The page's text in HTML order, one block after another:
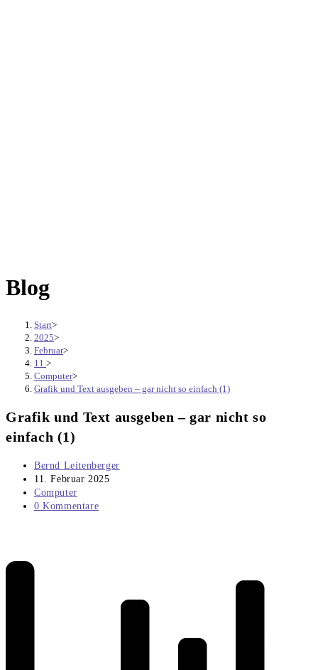
Blog
Start>
2025>
Februar>
11. >
Computer>
Grafik und Text ausgeben – gar nicht so einfach (1)
Grafik und Text ausgeben – gar nicht so
einfach (1)
Beitrags-
Autor:
Bernd Leitenberger
Beitrag
veröffentlicht:
11. Februar 2025
Beitrags-
Kategorie:
Computer
Beitrags-
0 Kommentare